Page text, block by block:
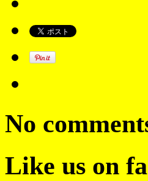
No
Like us on